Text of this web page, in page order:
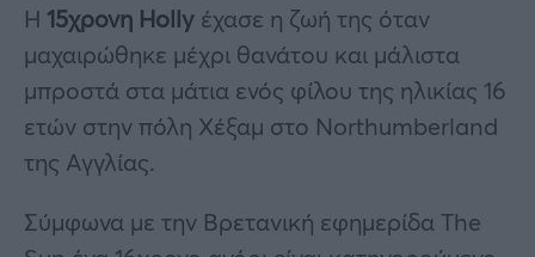
Η 15χρονη Holly έχασε η ζωή της όταν
μαχαιρώθηκε μέχρι θανάτου και μάλιστα
μπροστά στα μάτια ενός φίλου της ηλικίας 16
ετών στην πόλη Χέξαμ στο Northumberland
της Αγγλίας.
Σύμφωνα με την Βρετανική εφημερίδα The